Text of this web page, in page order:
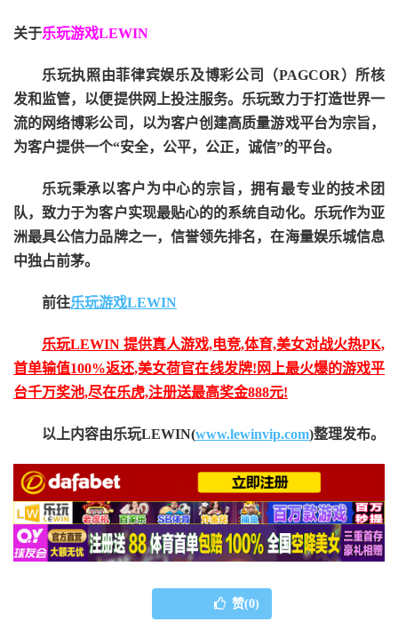
关于乐玩游戏LEWIN
乐玩执照由菲律宾娱乐及博彩公司（PAGCOR）所核
发和监管，以便提供网上投注服务。乐玩致力于打造世界一
流的网络博彩公司，以为客户创建高质量游戏平台为宗旨，
为客户提供一个“安全，公平，公正，诚信”的平台。
乐玩秉承以客户为中心的宗旨，拥有最专业的技术团
队，致力于为客户实现最贴心的的系统自动化。乐玩作为亚
洲最具公信力品牌之一，信誉领先排名，在海量娱乐城信息
中独占前茅。
前往乐玩游戏LEWIN
乐玩LEWIN 提供真人游戏,电竞,体育,美女对战火热PK,
首单输值100%返还,美女荷官在线发牌!网上最火爆的游戏平
台千万奖池,尽在乐虎,注册送最高奖金888元!
以上内容由乐玩LEWIN(www.lewinvip.com)整理发布。
赞(0)